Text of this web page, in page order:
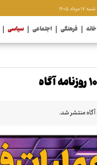
شنبه ۱۷ مرداد ۱۴۰۵
خانه فرهنگی اجتماعی سیاسی
منتشر شد.